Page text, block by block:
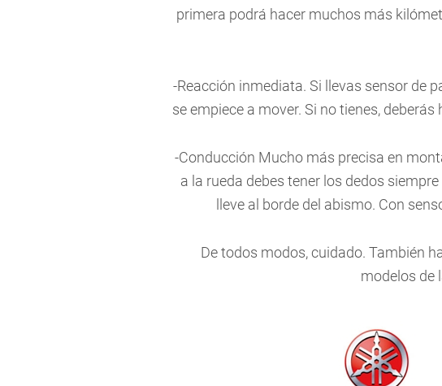
primera podrá hacer muchos más
-Reacción inmediata. Si llevas sensor de
se empiece a mover. Si no tienes,
-Conducción Mucho más precisa en
a la rueda debes tener los dedos
lleve al borde del abismo. Con
De todos modos, cuidado. También
modelos de